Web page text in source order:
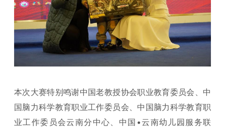
本次大赛特别鸣谢中国老教授协会职业教育委员会、中
国脑力科学教育职业工作委员会、中国脑力科学教育职
业工作委员会云南分中心、中国•云南幼儿园服务联